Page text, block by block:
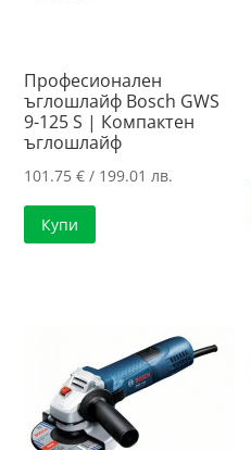
Професионален
ъглошлайф Bosch GWS
9-125 S | Компактен
ъглошлайф
101.75€ / 199.01 лв.
Купи